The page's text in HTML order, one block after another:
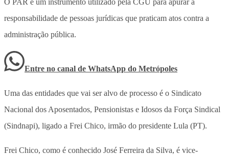
responsabilidade de pessoas jurídicas que praticam atos contra a
administração pública.
Entre no canal de WhatsApp do Metrópoles
Uma das entidades que vai ser alvo de processo é o Sindicato
Nacional dos Aposentados, Pensionistas e Idosos da Força Sindical
(Sindnapi), ligado a Frei Chico, irmão do presidente Lula (PT).
Frei Chico, como é conhecido José Ferreira da Silva, é vice-